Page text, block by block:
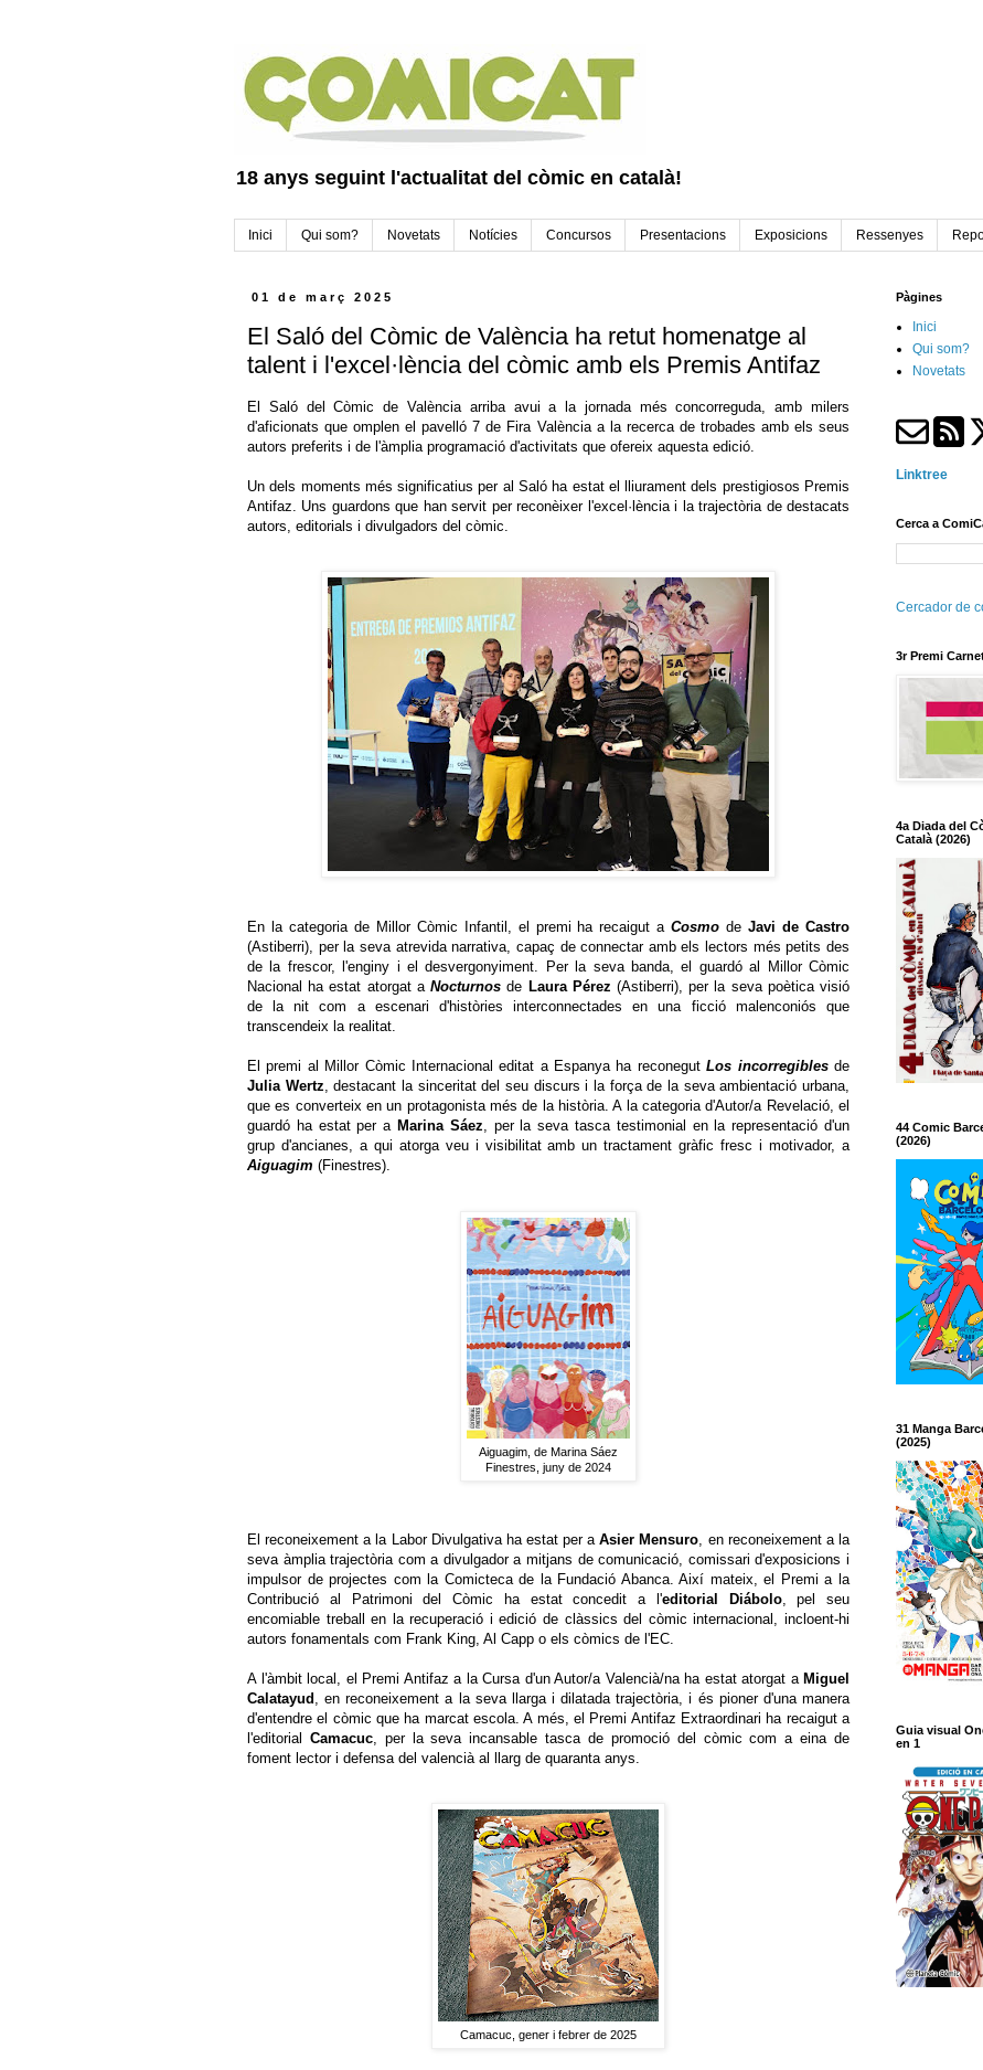
18 anys seguint l'actualitat del còmic en català!
Inici Qui som? Novetats Notícies Concursos Presentacions Exposicions Ressenyes
01 de març 2025
El Saló del Còmic de València ha retut homenatge al
talent i l'excel·lència del còmic amb els Premis Antifaz
El Saló del Còmic de València arriba avui a la jornada més concorreguda, amb milers
d'aficionats que omplen el pavelló 7 de Fira València a la recerca de trobades amb els seus
autors preferits i de l'àmplia programació d'activitats que ofereix aquesta edició.
Un dels moments més significatius per al Saló ha estat el lliurament dels prestigiosos Premis
Antifaz. Uns guardons que han servit per reconèixer l'excel·lència i la trajectòria de destacats
autors, editorials i divulgadors del còmic.
En la categoria de Millor Còmic Infantil, el premi ha recaigut aCosmo deJavi de Castro
(Astiberri), per la seva atrevida narrativa, capaç de connectar amb els lectors més petits des
de la frescor, l'enginy i el desvergonyiment. Per la seva banda, el guardó al Millor Còmic
Nacional ha estat atorgat aNocturnos de Laura Pérez (Astiberri), per la seva poètica visió
de la nit com a escenari d'històries interconnectades en una ficció malenconiós que
transcendeix la realitat.
El premi al Millor Còmic Internacional editat a Espanya ha reconegutLos incorregiblesde
Julia Wertz, destacant la sinceritat del seu discurs i la força de la seva ambientació urbana,
que es converteix en un protagonista més de la història. A la categoria d'Autor/a Revelació, el
guardó ha estat per a Marina Sáez, per la seva tasca testimonial en la representació d'un
grup d'ancianes, a qui atorga veu i visibilitat amb un tractament gràfic fresc i motivador, a
Aiguagim (Finestres).
Aiguagim, de Marina Sáez
Finestres, juny de 2024
El reconeixement a la Labor Divulgativa ha estat per aAsier Mensuro, en reconeixement a la
seva àmplia trajectòria com a divulgador a mitjans de comunicació, comissari d'exposicions i
impulsor de projectes com la Comicteca de la Fundació Abanca. Així mateix, el Premi a la
Contribució al Patrimoni del Còmic ha estat concedit a l'editorial Diábolo, pel seu
encomiable treball en la recuperació i edició de clàssics del còmic internacional, incloent-hi
autors fonamentals com Frank King, Al Capp o els còmics de l'EC.
A l'àmbit local, el Premi Antifaz a la Cursa d'un Autor/a Valencià/na ha estat atorgat a Miguel
Calatayud , en reconeixement a la seva llarga i dilatada trajectòria, i és pioner d'una manera
d'entendre el còmic que ha marcat escola. A més, el Premi Antifaz Extraordinari ha recaigut a
l'editorial Camacuc, per la seva incansable tasca de promoció del còmic com a eina de
foment lector i defensa del valencià al llarg de quaranta anys.
Camacuc, gener i febrer de 2025
Pàgines
Inici
Qui som?
Novetats
Linktree
Cerca a
Cercador de
3r Premi
4a Diada del
Català (2026)
44 Comic
(2026)
31 Manga
(2025)
Guia visual
en 1